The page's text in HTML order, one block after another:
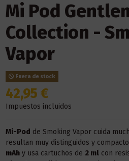
Mi Pod
Collection -
Vapor
Fuera de stock
42,95 €
Impuestos incluidos
Mi-Pod de Smoking Vapor cuida
resultan muy distinguidos y
mAhy usa cartuchos de 2 mlcon